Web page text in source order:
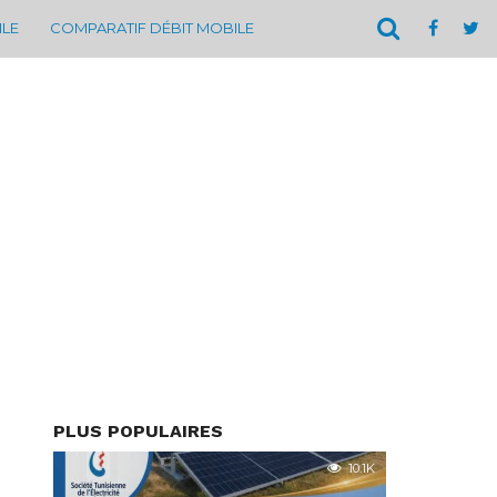
COMPARATIF DÉBIT MOBILE
PLUS POPULAIRES
10.1K